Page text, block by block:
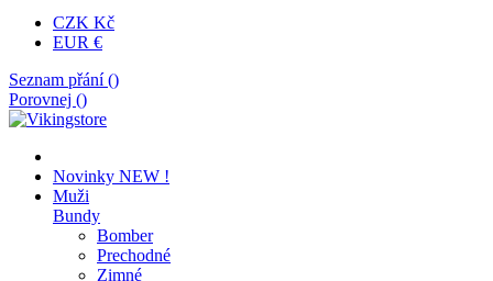
CZK Kč
EUR €
Seznam přání ()
Porovnej ()
Novinky NEW !
Muži
Bundy
Bomber
Prechodné
Zimné